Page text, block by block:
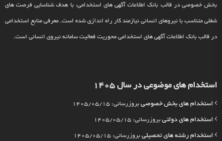
بخش خصوصی در قالب بانک اطلاعات آگهی های استخدامی، با هدف شناسایی فرصت های
شغلی متناسب با نیروهای انسانی نیازمند کار راه اندازی شده است. معرفی منابع استخدامی
در قالب بانک اطلاعات آگهی های استخدامی محوریت فعالیت سامانه نیروی انسانی است.
استخدام های موضوعی در سال 1405
استخدام های بخش خصوصی بروزرسانی: 1405/05/15
استخدام های دولتی بروزرسانی: 1405/05/15
استخدام رشته های تحصیلی بروزرسانی: 1405/05/15